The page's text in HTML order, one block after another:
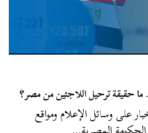
ما حقيقة ترحيل اللاجئين من مصر؟
على وسائل الإعلام ومواقع